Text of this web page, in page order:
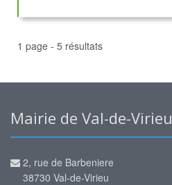
1 page - 5 résultats
Mairie de Val-de-Virieu
2, rue de Barbeniere
38730 Val-de-Virieu